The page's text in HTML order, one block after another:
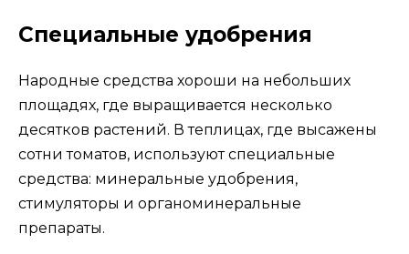
Специальные удобрения
Народные средства хороши на небольших
площадях, где выращивается несколько
десятков растений. В теплицах, где высажены
сотни томатов, используют специальные
средства: минеральные удобрения,
стимуляторы и органоминеральные
препараты.